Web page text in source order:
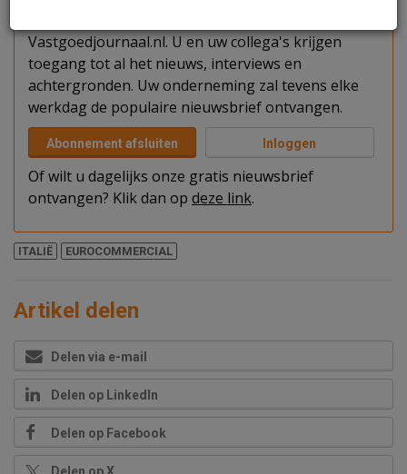
Vastgoedjournaal.nl. U en uw collega's krijgen
toegang tot al het nieuws, interviews en
achtergronden. Uw onderneming zal tevens elke
werkdag de populaire nieuwsbrief ontvangen.
Abonnement afsluiten Inloggen
Of wilt u dagelijks onze gratis nieuwsbrief
ontvangen? Klik dan op deze link.
ITALIË EUROCOMMERCIAL
Artikel delen
Delen via e-mail
Delen op LinkedIn
Delen op Facebook